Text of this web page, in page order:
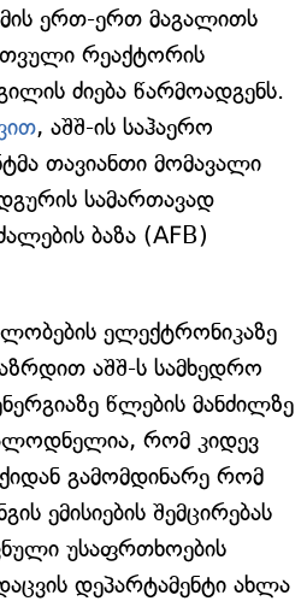
ერთ-ერთ მაგალითს
რეაქტორის
ძიება წარმოადგენს.
, აშშ-ის საჰაერო
თავიანთი მომავალი
სამართავად
ბაზა (AFB)
ელექტრონიკაზე
აშშ-ს სამხედრო
წლების მანძილზე
რომ კიდევ
გამომდინარე რომ
ემისიების შემცირებას
უსაფრთხოების
დეპარტამენტი ახლა